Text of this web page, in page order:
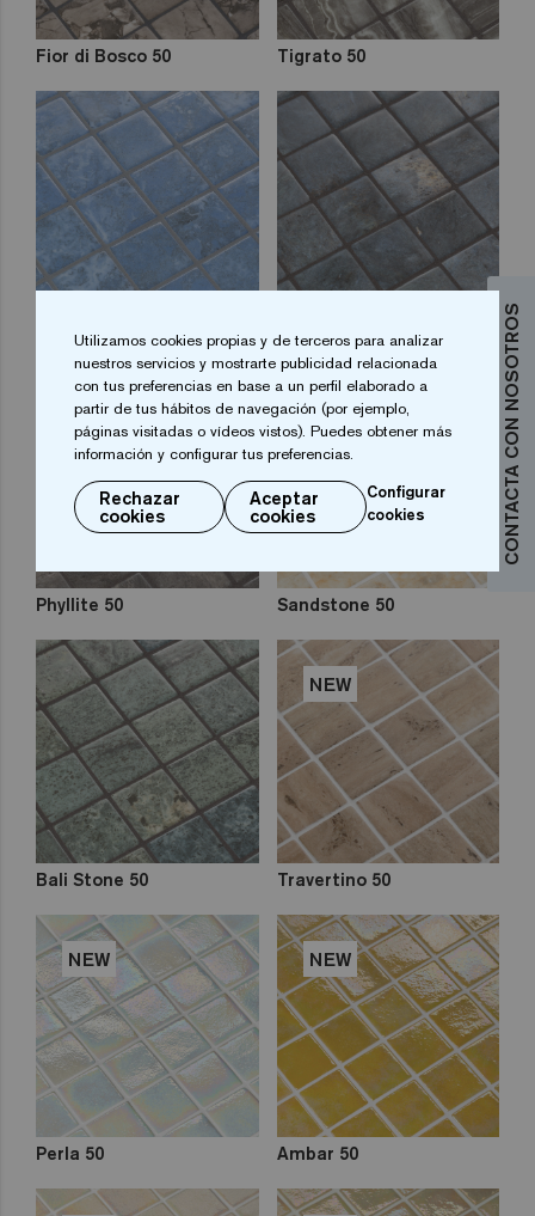
CONTACTA CON NOSOTROS
Fior di Bosco 50 Tigrato 50
Bluestone 50 Dolerite 50
Phyllite 50 Sandstone 50
Bali Stone 50
NEW
Travertino 50
NEW
Perla 50
NEW
Ambar 50
Utilizamos cookies propias y de terceros para analizar
nuestros servicios y mostrarte publicidad relacionada
con tus preferencias en base a un perfil elaborado a
partir de tus hábitos de navegación (por ejemplo,
páginas visitadas o vídeos vistos). Puedes obtener más
información y configurar tus preferencias.
Rechazar
cookies
Aceptar
cookies
Configurar
cookies